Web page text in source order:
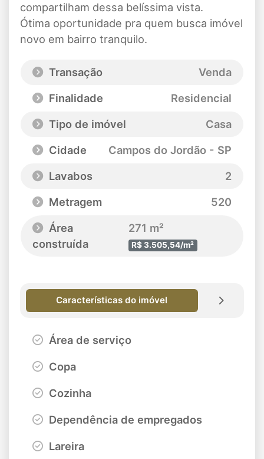
compartilham dessa belíssima vista.
Ótima oportunidade pra quem busca imóvel
novo em bairro tranquilo.
Transação
Venda
Finalidade
Residencial
Tipo de imóvel
Casa
Cidade
Campos do Jordão - SP
Lavabos
2
Metragem
520
Área
construída
271 m²
R$ 3.505,54/m²
Características do imóvel
Área de serviço
Copa
Cozinha
Dependência de empregados
Lareira